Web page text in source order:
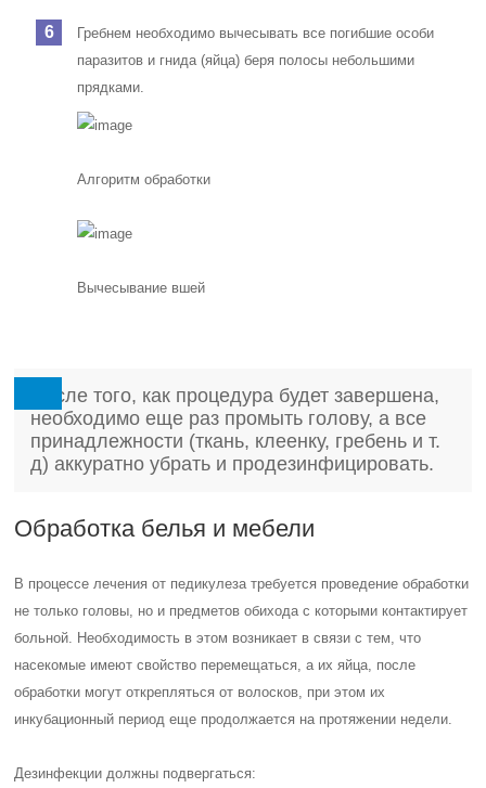
Гребнем необходимо вычесывать все погибшие особи
паразитов и гнида (яйца) беря полосы небольшими
прядками.
Алгоритм обработки
Вычесывание вшей
После того, как процедура будет завершена,
необходимо еще раз промыть голову, а все
принадлежности (ткань, клеенку, гребень и т.
д) аккуратно убрать и продезинфицировать.
Обработка белья и мебели
В процессе лечения от педикулеза требуется проведение обработки
не только головы, но и предметов обихода с которыми контактирует
больной. Необходимость в этом возникает в связи с тем, что
насекомые имеют свойство перемещаться, а их яйца, после
обработки могут открепляться от волосков, при этом их
инкубационный период еще продолжается на протяжении недели.
Дезинфекции должны подвергаться: